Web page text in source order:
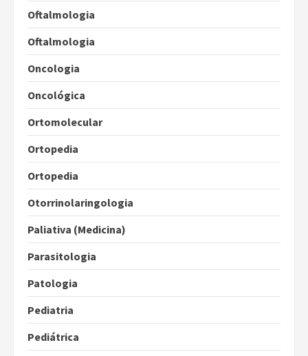
Oftalmologia
Oftalmologia
Oncologia
Oncológica
Ortomolecular
Ortopedia
Ortopedia
Otorrinolaringologia
Paliativa (Medicina)
Parasitologia
Patologia
Pediatria
Pediátrica